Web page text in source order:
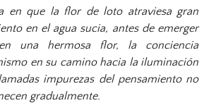
en que la flor de loto atraviesa gran
en el agua sucia, antes de emerger
una hermosa flor, la conciencia
en su camino hacia la iluminación
impurezas del pensamiento no
gradualmente.